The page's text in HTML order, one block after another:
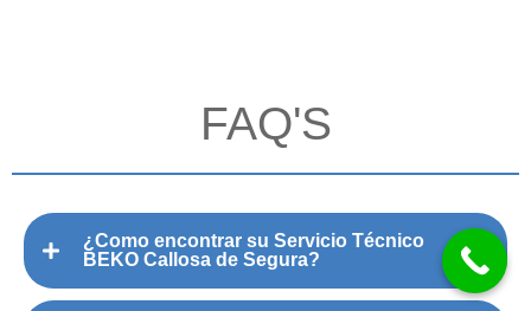
FAQ'S
¿Como encontrar su Servicio Técnico
BEKO Callosa de Segura?